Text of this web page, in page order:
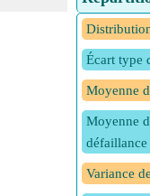
Écart type
Moyenne
Moyenne
défaillance
Variance